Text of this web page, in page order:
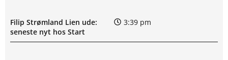
Filip Strømland Lien ude:
seneste nyt hos Start
3:39 pm